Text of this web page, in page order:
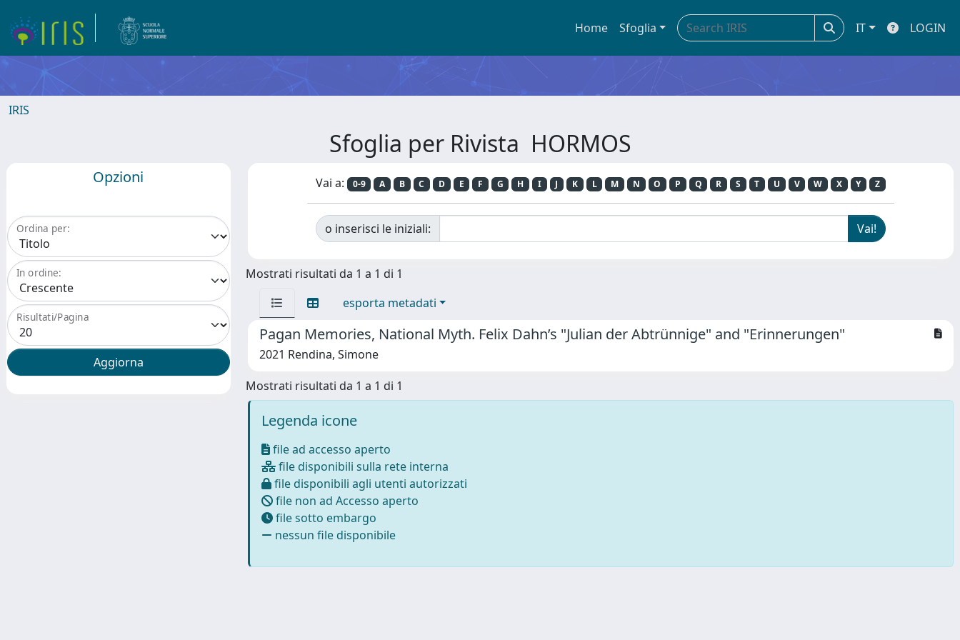
Home Sfoglia IT LOGIN
IRIS
Sfoglia per Rivista HORMOS
Opzioni
Ordina per:
In ordine:
Risultati/Pagina
Vai a: 0-9 A B C D E F G H I J K L M N O P Q R S T U V W X Y Z
o inserisci le iniziali:
Mostrati risultati da 1 a 1 di 1
esporta metadati
Pagan Memories, National Myth. Felix Dahn’s "Julian der Abtrünnige" and "Erinnerungen"
2021 Rendina, Simone
Mostrati risultati da 1 a 1 di 1
Legenda icone
file ad accesso aperto
file disponibili sulla rete interna
file disponibili agli utenti autorizzati
file non ad Accesso aperto
file sotto embargo
nessun file disponibile